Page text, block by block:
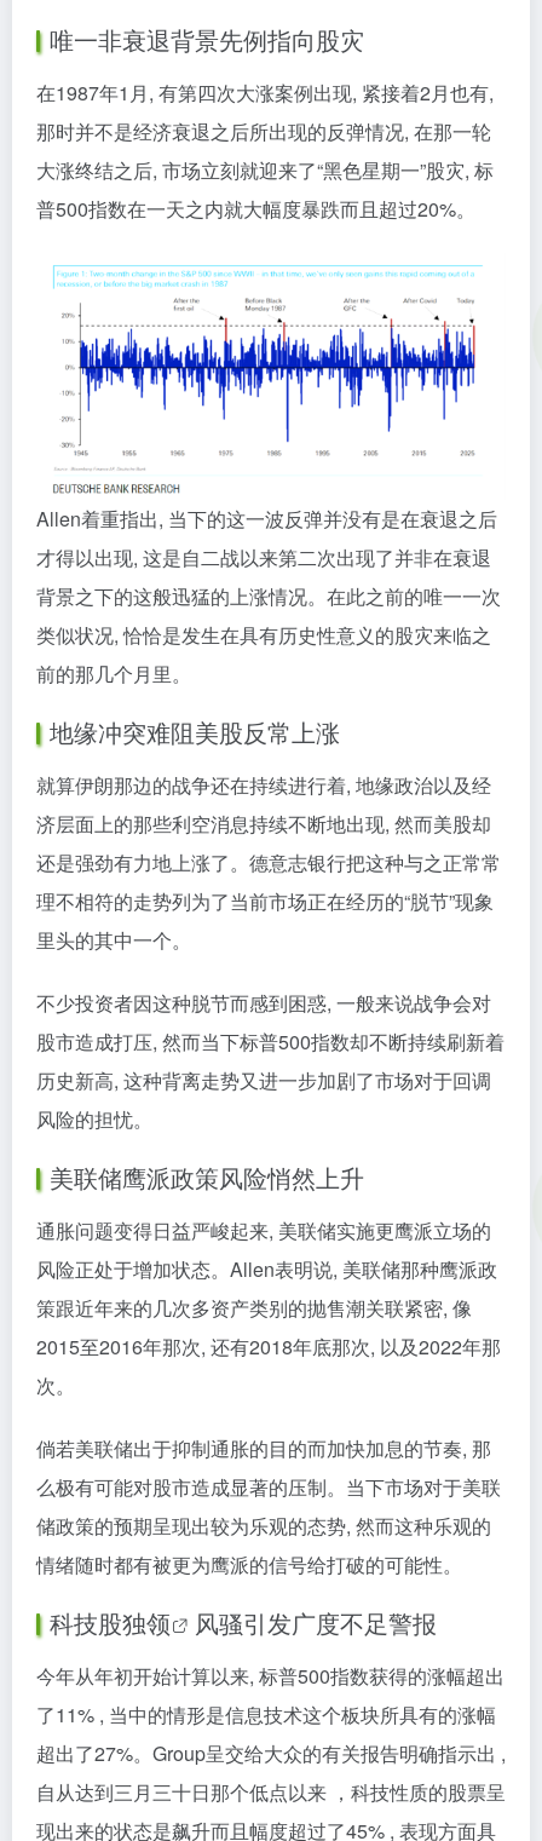
唯一非衰退背景先例指向股灾
在1987年1月, 有第四次大涨案例出现, 紧接着2月也有,
那时并不是经济衰退之后所出现的反弹情况, 在那一轮
大涨终结之后, 市场立刻就迎来了“黑色星期一”股灾, 标
普500指数在一天之内就大幅度暴跌而且超过20%。
Allen着重指出, 当下的这一波反弹并没有是在衰退之后
才得以出现, 这是自二战以来第二次出现了并非在衰退
背景之下的这般迅猛的上涨情况。在此之前的唯一一次
类似状况, 恰恰是发生在具有历史性意义的股灾来临之
前的那几个月里。
地缘冲突难阻美股反常上涨
就算伊朗那边的战争还在持续进行着, 地缘政治以及经
济层面上的那些利空消息持续不断地出现, 然而美股却
还是强劲有力地上涨了。德意志银行把这种与之正常常
理不相符的走势列为了当前市场正在经历的“脱节”现象
里头的其中一个。
不少投资者因这种脱节而感到困惑, 一般来说战争会对
股市造成打压, 然而当下标普500指数却不断持续刷新着
历史新高, 这种背离走势又进一步加剧了市场对于回调
风险的担忧。
美联储鹰派政策风险悄然上升
通胀问题变得日益严峻起来, 美联储实施更鹰派立场的
风险正处于增加状态。Allen表明说, 美联储那种鹰派政
策跟近年来的几次多资产类别的抛售潮关联紧密, 像
2015至2016年那次, 还有2018年底那次, 以及2022年那
次。
倘若美联储出于抑制通胀的目的而加快加息的节奏, 那
么极有可能对股市造成显著的压制。当下市场对于美联
储政策的预期呈现出较为乐观的态势, 然而这种乐观的
情绪随时都有被更为鹰派的信号给打破的可能性。
科技股独领 风骚引发广度不足警报
今年从年初开始计算以来, 标普500指数获得的涨幅超出
了11% , 当中的情形是信息技术这个板块所具有的涨幅
超出了27%。Group呈交给大众的有关报告明确指示出 ,
自从达到三月三十日那个低点以来 ，科技性质的股票呈
现出来的状态是飙升而且幅度超过了45% , 表现方面具